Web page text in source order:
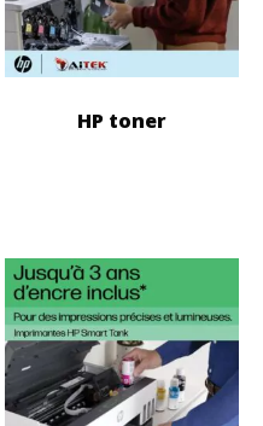
HP toner